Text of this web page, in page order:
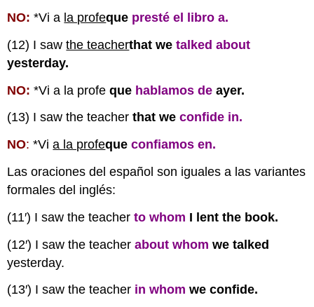
NO: *Vi a la profeque presté el libro a.
(12) I sawthe teacherthat we talked about
yesterday.
NO: *Vi a la profeque hablamos de ayer.
(13) I saw the teacherthat we confide in.
NO:*Via la profeque confiamos en.
Las oraciones del español son iguales a las variantes
formales del inglés:
(11′) I saw the teacherto whom I lent the book.
(12′) I saw the teacherabout whom we talked
yesterday.
(13′) I saw the teacher in whom we confide.